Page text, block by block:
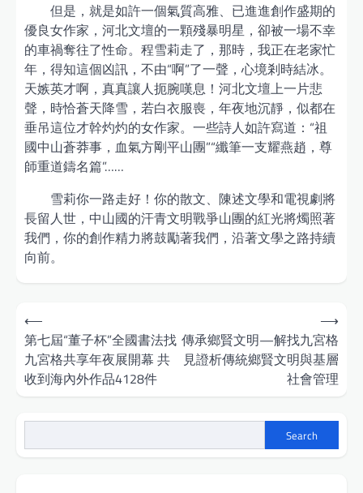
但是，就是如許一個氣質高雅、已進進創作盛期的
優良女作家，河北文壇的一顆殘暴明星，卻被一場不幸
的車禍奪往了性命。程雪莉走了，那時，我正在老家忙
年，得知這個凶訊，不由“啊”了一聲，心境剎時結冰。
天嫉英才啊，真真讓人扼腕嘆息！河北文壇上一片悲
聲，時恰蒼天降雪，若白衣服喪，年夜地沉靜，似都在
垂吊這位才幹灼灼的女作家。一些詩人如許寫道：“祖
國中山蒼莽事，血氣方剛平山團”“纖筆一支耀燕趙，尊
師重道鑄名篇”……
雪莉你一路走好！你的散文、陳述文學和電視劇將
長留人世，中山國的汗青文明戰爭山團的紅光將燭照著
我們，你的創作精力將鼓勵著我們，沿著文學之路持續
向前。
Post
navigation
⟵
第七屆“董子杯”全國書法找
九宮格共享年夜展開幕 共
收到海內外作品4128件
傳承鄉賢文明—解找九宮格
見證析傳統鄉賢文明與基層
社會管理
⟶
Search